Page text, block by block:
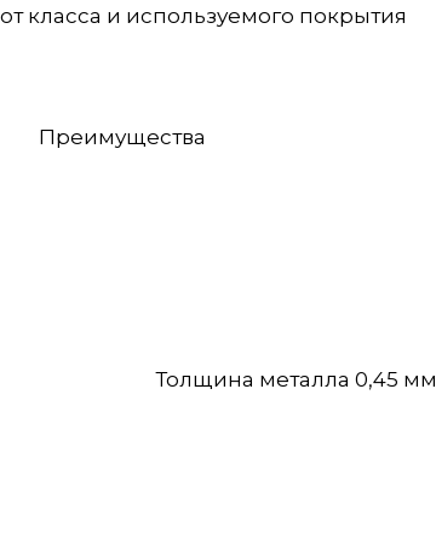
от класса и используемого покрытия
Преимущества
Толщина металла 0,45 мм